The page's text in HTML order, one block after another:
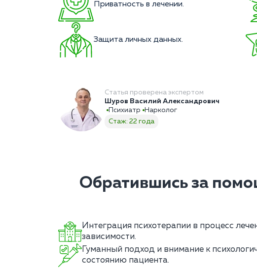
Приватность в лечении.
Защита личных данных.
Статья проверена экспертом
Шуров Василий Александрович
Психиатр
Нарколог
Стаж: 22 года
Обратившись за
Интеграция психотерапии в процесс
зависимости.
Гуманный подход и внимание к
состоянию пациента.